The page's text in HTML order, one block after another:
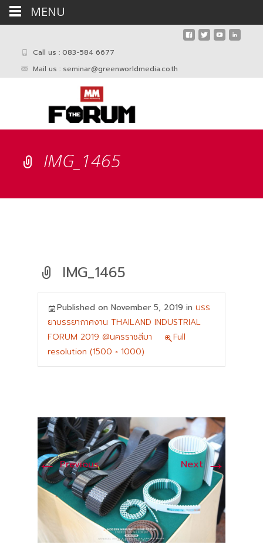
Call us : 083-584 6677
Mail us : seminar@greenworldmedia.co.th
IMG_1465
IMG_1465
Published on November 5, 2019 in บรร
ยาบรรยากาศงาน THAILAND INDUSTRIAL
FORUM 2019 @นครราชสีมา
Full
resolution (1500 × 1000)
←Previous Next→
MENU